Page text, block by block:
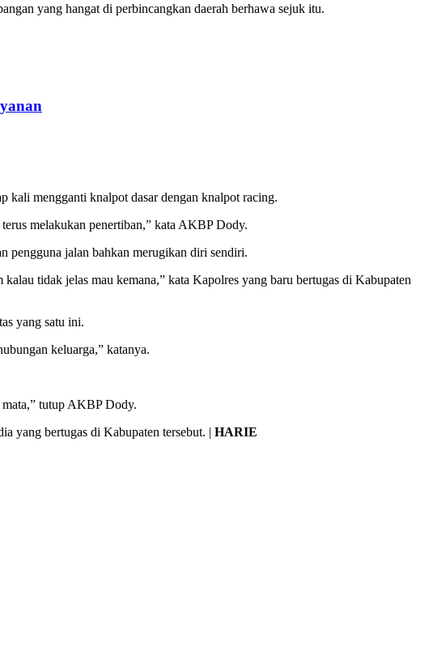
yang hangat di perbincangkan daerah berhawa sejuk itu.
kali mengganti knalpot dasar dengan knalpot racing.
melakukan penertiban,” kata AKBP Dody.
pengguna jalan bahkan merugikan diri sendiri.
tidak jelas mau kemana,” kata Kapolres yang baru bertugas di Kabupaten
yang satu ini.
keluarga,” katanya.
tutup AKBP Dody.
yang bertugas di Kabupaten tersebut. | HARIE